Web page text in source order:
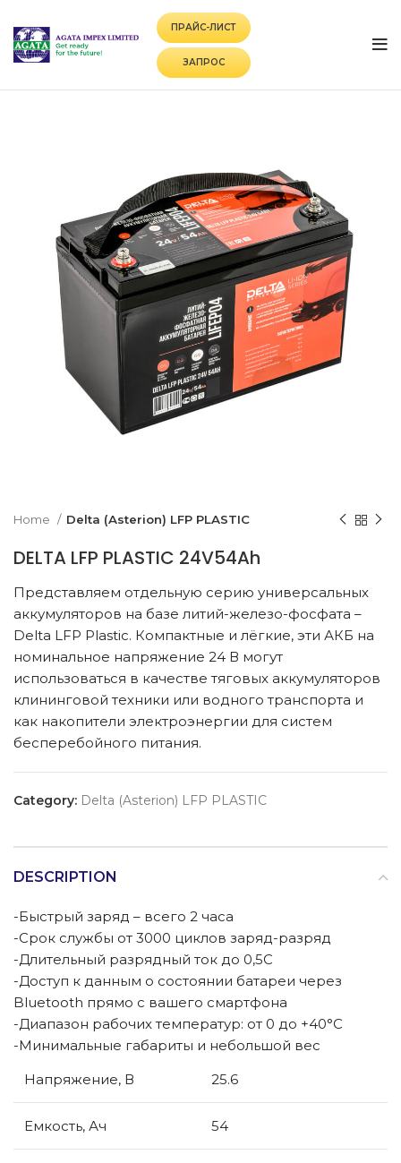
ПРАЙС-ЛИСТ
ЗАПРОС
Home Delta (Asterion) LFP PLASTIC
DELTA LFP PLASTIC 24V54Ah
Представляем отдельную серию универсальных
аккумуляторов на базе литий-железо-фосфата –
Delta LFP Plastic. Компактные и лёгкие, эти АКБ на
номинальное напряжение 24 В могут
использоваться в качестве тяговых аккумуляторов
клининговой техники или водного транспорта и
как накопители электроэнергии для систем
бесперебойного питания.
Category: Delta (Asterion) LFP PLASTIC
DESCRIPTION
-Быстрый заряд – всего 2 часа
-Срок службы от 3000 циклов заряд-разряд
-Длительный разрядный ток до 0,5C
-Доступ к данным о состоянии батареи через
Bluetooth прямо с вашего смартфона
-Диапазон рабочих температур: от 0 до +40°С
-Минимальные габариты и небольшой вес
Напряжение, В
25.6
Емкость, Ач 54